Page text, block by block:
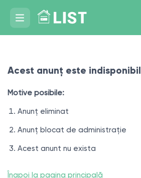
Acest anunț este indisponibil
Motive posibile:
Anunț eliminat
Anunț blocat de administrație
Acest anunt nu exista
Înapoi la pagina principală